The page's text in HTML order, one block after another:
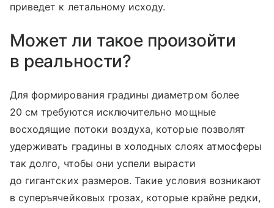
приведет к летальному исходу.
Может ли такое произойти
в реальности?
Для формирования градины диаметром более
20 см требуются исключительно мощные
восходящие потоки воздуха, которые позволят
удерживать градины в холодных слоях атмосферы
так долго, чтобы они успели вырасти
до гигантских размеров. Такие условия возникают
в суперъячейковых грозах, которые крайне редки,